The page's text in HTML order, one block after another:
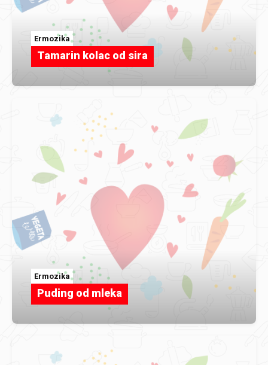
Ermozika
Tamarin kolac od sira
Ermozika
Puding od mleka